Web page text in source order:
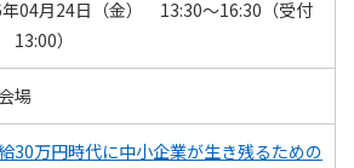
04月24日（金） 13:30～16:30（受付
）
場
30万円時代に中小企業が生き残るための